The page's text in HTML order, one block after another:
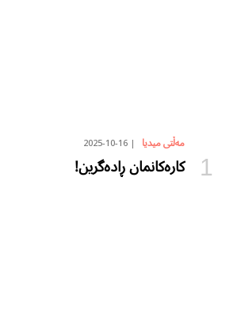
مەڵتی میدیا 2025-10-16
کارەکانمان ڕادەگرین!